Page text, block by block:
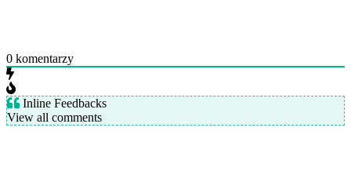
0 komentarzy
Inline Feedbacks
View all comments